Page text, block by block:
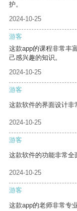
护。
2024-10-25
游客
这款app的课程非常丰
己感兴趣的知识。
2024-10-25
游客
这款软件的界面设计非
2024-10-25
游客
这款软件的功能非常全
2024-10-25
游客
这款app的老师非常专